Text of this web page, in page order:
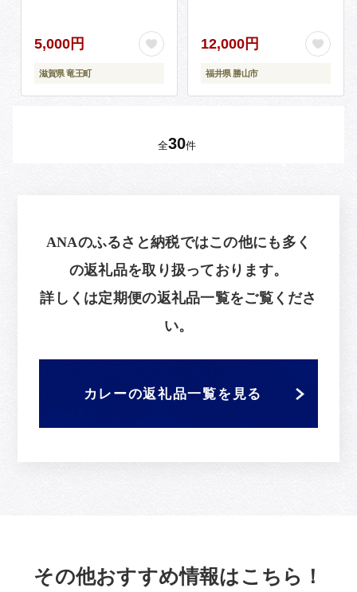
牛 贈り物 内祝い
5,000円
滋賀県 竜王町
12,000円
福井県 勝山市
全30件
ANAのふるさと納税ではこの他にも多く
の返礼品を取り扱っております。
詳しくは定期便の返礼品一覧をご覧くださ
い。
カレーの返礼品一覧を見る
その他おすすめ情報はこちら！